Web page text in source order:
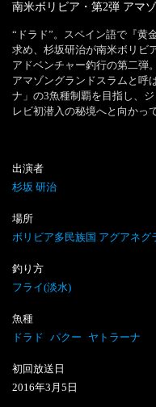
南米ボリビア・第2弾 アマ
“ドラド”。スペイン語で『黄
求め、杉坂研治が南米ボリビ
アドベンチャー釣行の第二弾。
アマゾングランドスラムと呼
ナ」の3魚種制覇を目指し、
出演者
杉坂 研治
場所
ボリビア多民族国 アグアネグ
釣り方
フライ(淡水)
魚種
ドラド パクー ヤトラーナ
初回放送日
2016年3 月 5 日